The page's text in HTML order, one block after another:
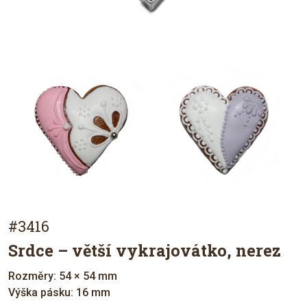
#3416
Srdce – větší vykrajovátko, nerez
Rozměry: 54 × 54 mm
Výška pásku: 16 mm